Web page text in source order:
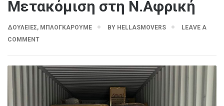
Μετακόμιση στη Ν.Αφρική
ΔΟΥΛΕΙΈΣ, ΜΠΛΟΓΚΆΡΟΥΜΕ BY HELLASMOVERS
LEAVE A
COMMENT